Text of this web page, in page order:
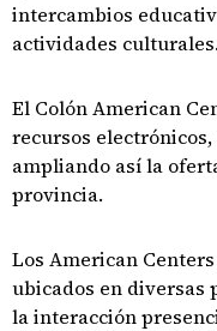
intercambios
actividades culturales.
El Colón American
recursos
ampliando así la
provincia.
Los American
ubicados en diversas
la interacción